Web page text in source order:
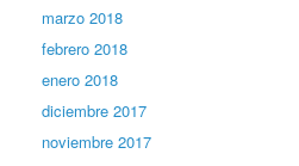
marzo 2018
febrero 2018
enero 2018
diciembre 2017
noviembre 2017